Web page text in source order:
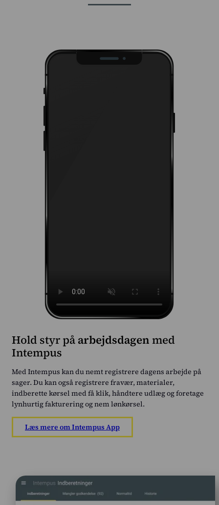
Hold styr påarbejdsdagenmed
Intempus
Med Intempus kan du nemt registrere dagens arbejde på
sager. Du kan også registrere fravær, materialer,
indberette kørsel med få klik, håndtere udlæg og foretage
lynhurtig fakturering og nem lønkørsel.
Læs mere om Intempus App